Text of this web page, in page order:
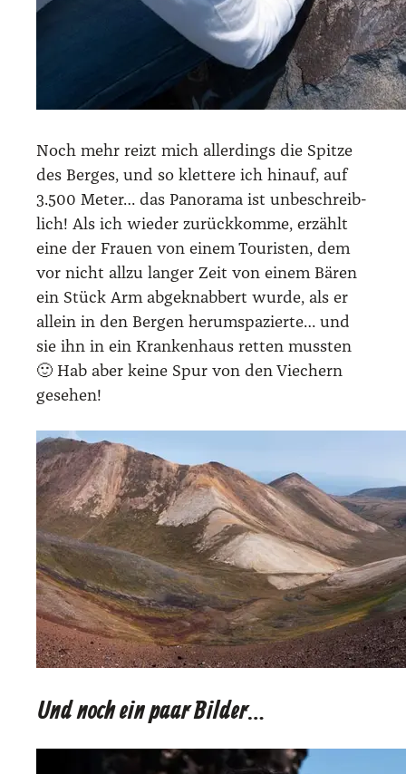
Noch mehr reizt mich aller­dings die Spit­ze
des Ber­ges, und so klet­te­re ich hin­auf, auf
3.500 Meter… das Pan­ora­ma ist unbe­schreib­
lich! Als ich wie­der zurück­kom­me, erzählt
eine der Frau­en von einem Tou­ris­ten, dem
vor nicht all­zu lan­ger Zeit von einem Bären
ein Stück Arm abge­knab­bert wur­de, als er
allein in den Ber­gen her­um­spa­zier­te… und
sie ihn in ein Kran­ken­haus ret­ten muss­ten
🙂 Hab aber kei­ne Spur von den Vie­chern
gese­hen!
Und noch ein paar Bilder…